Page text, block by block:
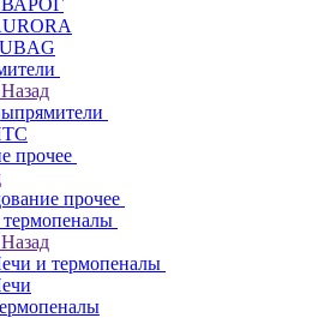
Назад
прочее
прочее
Назад
и термопеналы